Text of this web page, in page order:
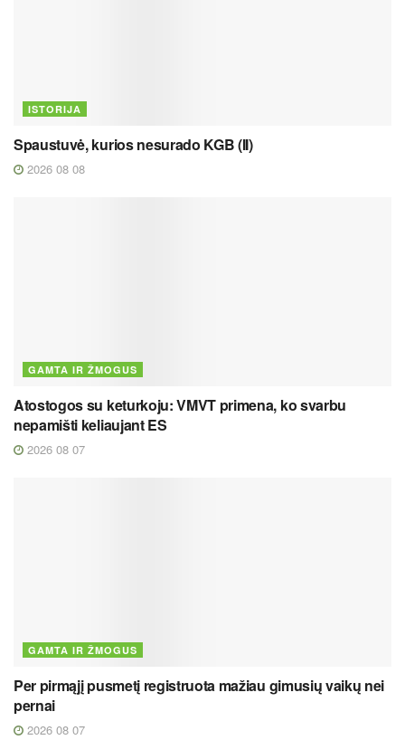
ISTORIJA
Spaustuvė, kurios nesurado KGB (II)
2026 08 08
GAMTA IR ŽMOGUS
Atostogos su keturkoju: VMVT primena, ko svarbu
nepamišti keliaujant ES
2026 08 07
GAMTA IR ŽMOGUS
Per pirmąjį pusmetį registruota mažiau gimusių vaikų nei
pernai
2026 08 07